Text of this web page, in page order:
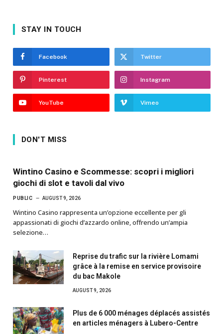
STAY IN TOUCH
Facebook Twitter
Pinterest Instagram
YouTube Vimeo
DON'T MISS
Wintino Casino e Scommesse: scopri i migliori
giochi di slot e tavoli dal vivo
PUBLIC AUGUST 9, 2026
Wintino Casino rappresenta un’opzione eccellente per gli
appassionati di giochi d’azzardo online, offrendo un’ampia
selezione…
Reprise du trafic sur la rivière Lomami
grâce à la remise en service provisoire
du bac Makole
AUGUST 9, 2026
Plus de 6 000 ménages déplacés assistés
en articles ménagers à Lubero-Centre